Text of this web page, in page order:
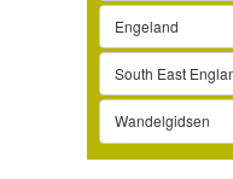
Engeland
South East
Wandelgidsen